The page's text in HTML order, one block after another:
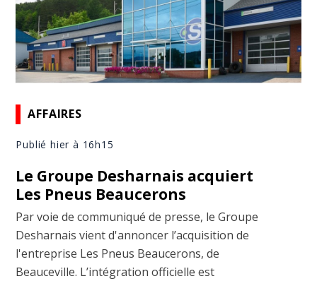
AFFAIRES
Publié hier à 16h15
Le Groupe Desharnais acquiert
Les Pneus Beaucerons
Par voie de communiqué de presse, le Groupe
Desharnais vient d'annoncer l’acquisition de
l'entreprise Les Pneus Beaucerons, de
Beauceville. L’intégration officielle est